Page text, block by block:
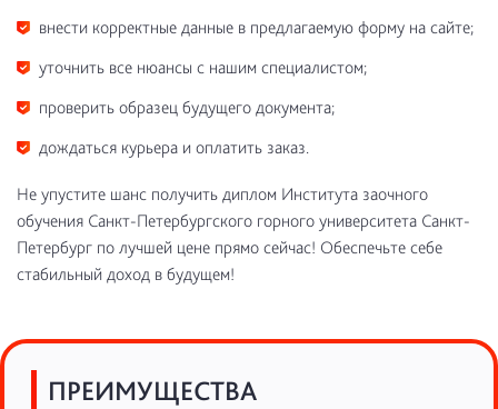
внести корректные данные в предлагаемую форму на сайте;
уточнить все нюансы с нашим специалистом;
проверить образец будущего документа;
дождаться курьера и оплатить заказ.
Не упустите шанс получить диплом Института заочного
обучения Санкт-Петербургского горного университета Санкт-
Петербург по лучшей цене прямо сейчас! Обеспечьте себе
стабильный доход в будущем!
ПРЕИМУЩЕСТВА